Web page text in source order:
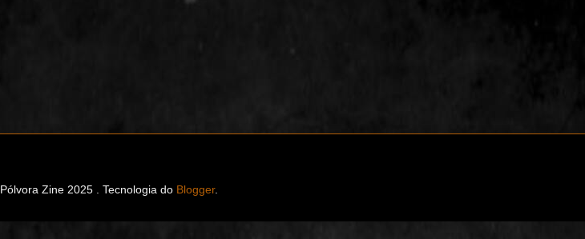
Pólvora Zine 2025 . Tecnologia do Blogger.